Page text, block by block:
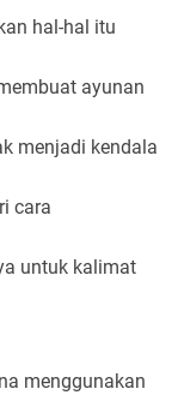
hal-hal itu
ayunan
menjadi kendala
cara
untuk kalimat
menggunakan